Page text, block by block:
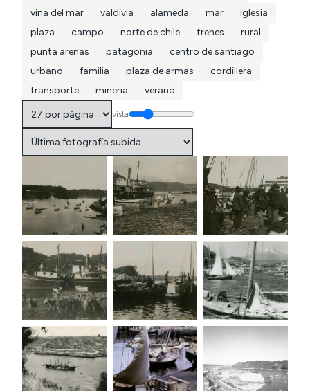
vina del mar
valdivia alameda mar
iglesia
plaza
campo norte de chile trenes
rural
punta arenas
patagonia
centro de santiago
urbano
familia plaza de armas
cordillera
transporte
mineria verano
vista